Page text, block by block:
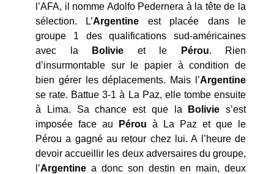
l’AFA, il nomme Adolfo Pedernera à la tête de la
sélection. L’Argentine est placée dans le
groupe 1 des qualifications sud-américaines
avec la
Bolivie et le Pérou. Rien
d’insurmontable sur le papier à condition de
bien gérer les déplacements. Mais l’Argentine
se rate. Battue 3-1 à La Paz, elle tombe ensuite
à Lima. Sa chance est que la
Bolivie s’est
imposée face au
Pérou à La Paz et que le
Pérou a gagné au retour chez lui. A l’heure de
devoir accueillir les deux adversaires du groupe,
l’Argentine a donc son destin en main, deux